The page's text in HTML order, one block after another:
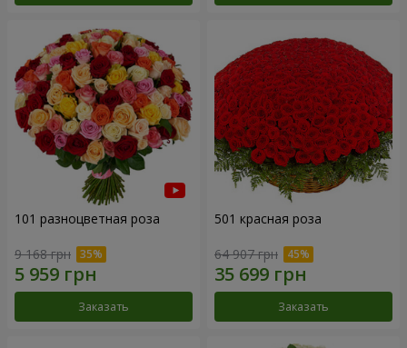
101 разноцветная роза
9 168 грн
Заказать
501 красная роза
64 907 грн
Заказать